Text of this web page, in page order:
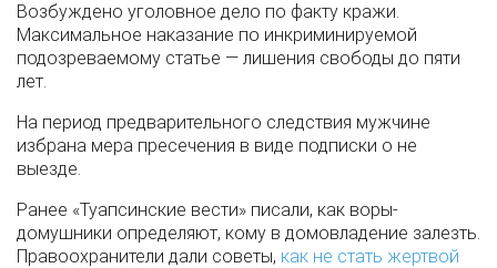
Возбуждено уголовное дело по факту кражи.
Максимальное наказание по инкриминируемой
подозреваемому статье — лишения свободы до пяти
лет.
На период предварительного следствия мужчине
избрана мера пресечения в виде подписки о не
выезде.
Ранее «Туапсинские вести» писали, как воры-
домушники определяют, кому в домовладение залезть.
Правоохранители дали советы, как не стать жертвой